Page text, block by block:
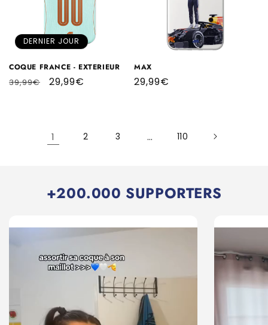
DERNIER JOUR
COQUE FRANCE - EXTERIEUR
Prix
39,99€
Prix
29,99€
MAX
Prix
29,99€
1 2 3 … 110
+200.000 SUPPORTERS